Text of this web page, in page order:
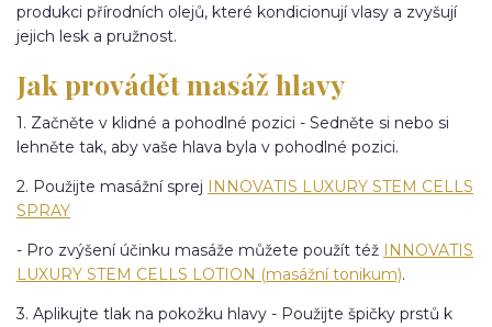
produkci přírodních olejů, které kondicionují vlasy a zvyšují
jejich lesk a pružnost.
Jak provádět masáž hlavy
1. Začněte v klidné a pohodlné pozici - Sedněte si nebo si
lehněte tak, aby vaše hlava byla v pohodlné pozici.
2. Použijte masážní sprej INNOVATIS LUXURY STEM CELLS
SPRAY
- Pro zvýšení účinku masáže můžete použít též INNOVATIS
LUXURY STEM CELLS LOTION (masážní tonikum).
3. Aplikujte tlak na pokožku hlavy - Použijte špičky prstů k